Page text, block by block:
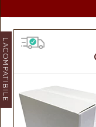
LACOMPATIBILE